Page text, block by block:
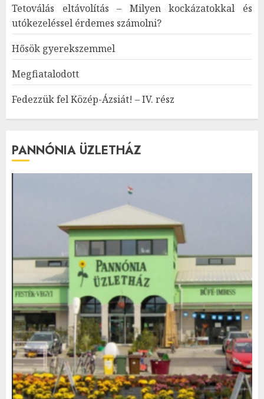
Tetoválás eltávolítás – Milyen kockázatokkal és
utókezeléssel érdemes számolni?
Hősök gyerekszemmel
Megfiatalodott
Fedezzük fel Közép-Ázsiát! – IV. rész
PANNÓNIA ÜZLETHÁZ